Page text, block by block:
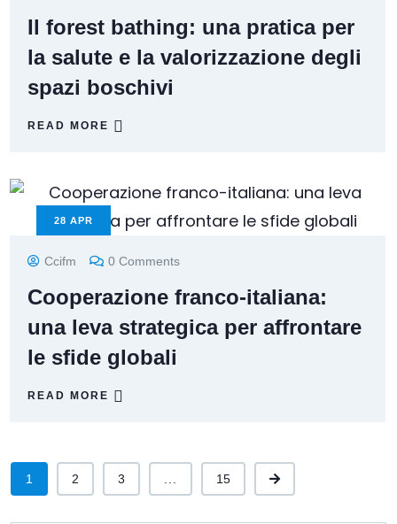
Il forest bathing: una pratica per
la salute e la valorizzazione degli
spazi boschivi
READ MORE
28 APR
Ccifm 0 Comments
Cooperazione franco-italiana:
una leva strategica per affrontare
le sfide globali
READ MORE
1 2 3 ... 15